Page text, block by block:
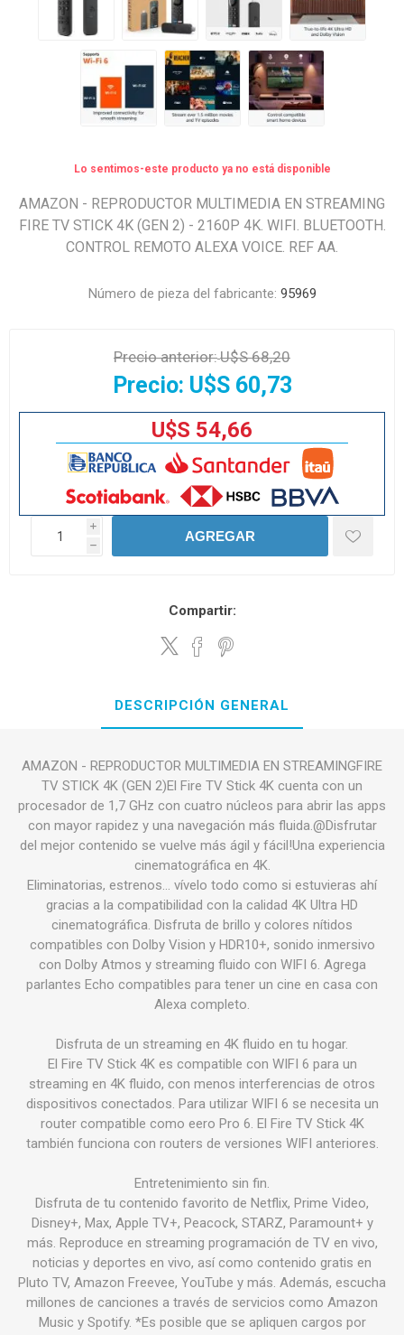
Lo sentimos-este producto ya no está disponible
AMAZON - REPRODUCTOR MULTIMEDIA EN STREAMING
FIRE TV STICK 4K (GEN 2) - 2160P 4K. WIFI. BLUETOOTH.
CONTROL REMOTO ALEXA VOICE. REF AA.
Número de pieza del fabricante: 95969
Precio anterior:U$S 68,20
Precio: U$S 60,73
U$S 54,66
i
h
AGREGAR
Compartir:
DESCRIPCIÓN GENERAL
AMAZON - REPRODUCTOR MULTIMEDIA EN STREAMINGFIRE
TV STICK 4K (GEN 2)El Fire TV Stick 4K cuenta con un
procesador de 1,7 GHz con cuatro núcleos para abrir las apps
con mayor rapidez y una navegación más fluida.@Disfrutar
del mejor contenido se vuelve más ágil y fácil!Una experiencia
cinematográfica en 4K.
Eliminatorias, estrenos… vívelo todo como si estuvieras ahí
gracias a la compatibilidad con la calidad 4K Ultra HD
cinematográfica. Disfruta de brillo y colores nítidos
compatibles con Dolby Vision y HDR10+, sonido inmersivo
con Dolby Atmos y streaming fluido con WIFI 6. Agrega
parlantes Echo compatibles para tener un cine en casa con
Alexa completo.
Disfruta de un streaming en 4K fluido en tu hogar.
El Fire TV Stick 4K es compatible con WIFI 6 para un
streaming en 4K fluido, con menos interferencias de otros
dispositivos conectados. Para utilizar WIFI 6 se necesita un
router compatible como eero Pro 6. El Fire TV Stick 4K
también funciona con routers de versiones WIFI anteriores.
Entretenimiento sin fin.
Disfruta de tu contenido favorito de Netflix, Prime Video,
Disney+, Max, Apple TV+, Peacock, STARZ, Paramount+ y
más. Reproduce en streaming programación de TV en vivo,
noticias y deportes en vivo, así como contenido gratis en
Pluto TV, Amazon Freevee, YouTube y más. Además, escucha
millones de canciones a través de servicios como Amazon
Music y Spotify. *Es posible que se apliquen cargos por